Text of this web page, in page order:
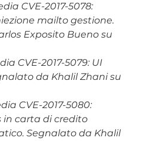
CVE-2017-5078:
mailto gestione.
Exposito Bueno su
CVE-2017-5079: UI
da Khalil Zhani su
CVE-2017-5080:
in carta di credito
Segnalato da Khalil